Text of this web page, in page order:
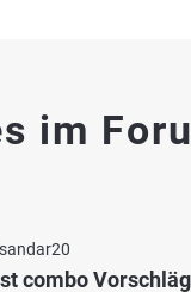
96215 Lichtenfels
im
combo